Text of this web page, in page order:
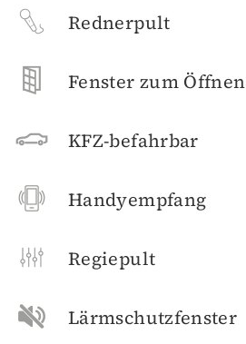
Rednerpult
Fenster zum Öffnen
KFZ-befahrbar
Handyempfang
Regiepult
Lärmschutzfenster